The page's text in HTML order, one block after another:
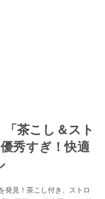
「茶こし＆スト
秀すぎ！快適
発見！茶こし付き、ストロ